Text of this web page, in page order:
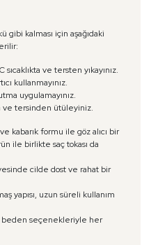
kalması için aşağıdaki
sıcaklıkta ve tersten yıkayınız.
kullanmayınız.
uygulamayınız.
ve tersinden ütüleyiniz.
kabarık formu ile göz alıcı bir
ile birlikte saç tokası da
cilde dost ve rahat bir
yapısı, uzun süreli kullanım
beden seçenekleriyle her